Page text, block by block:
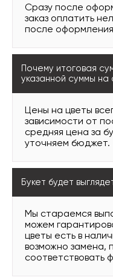
Сразу после
заказ оплатить
после оформления
Почему итоговая
указанной суммы на
Цены на цветы
зависимости от
средняя цена за
уточняем бюджет.
Букет будет
Мы стараемся
можем
цветы есть в
возможно замена,
соответствовать